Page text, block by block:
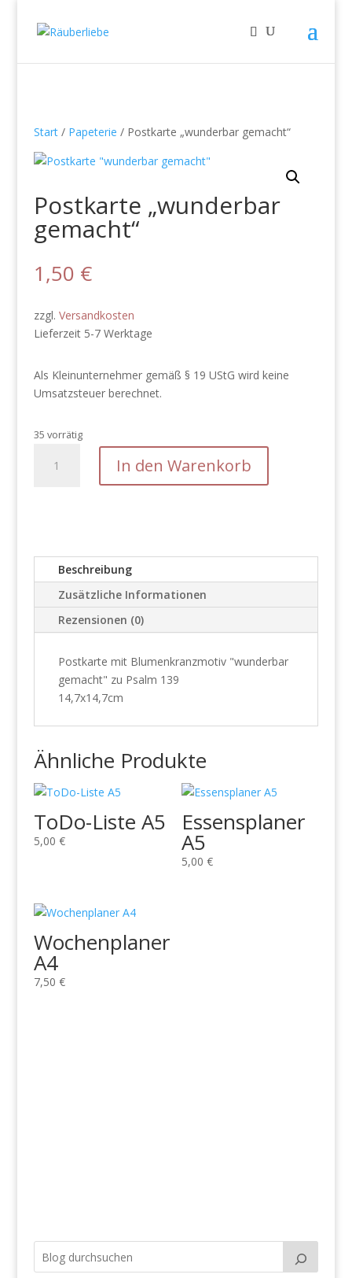
Start/ Papeterie / Postkarte „wunderbar gemacht“
Postkarte „wunderbar
gemacht“
1,50 €
zzgl. Versandkosten
Lieferzeit 5-7 Werktage
Als Kleinunternehmer gemäß § 19 UStG wird keine
Umsatzsteuer berechnet.
35 vorrätig
"wunderbar
In den Warenkorb
Beschreibung
Zusätzliche Informationen
Rezensionen (0)
Postkarte mit Blumenkranzmotiv "wunderbar
gemacht" zu Psalm 139
14,7x14,7cm
Ähnliche Produkte
ToDo-Liste A5
5,00 €
Essensplaner
A5
5,00€
Wochenplaner
A4
7,50 €